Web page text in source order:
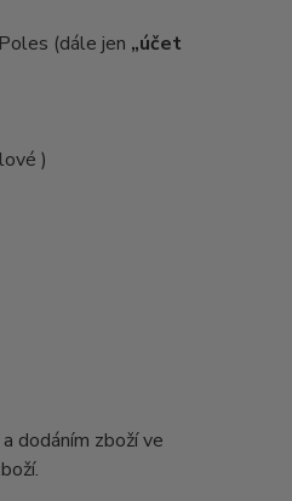
(dále jen „účet
)
dodáním zboží ve